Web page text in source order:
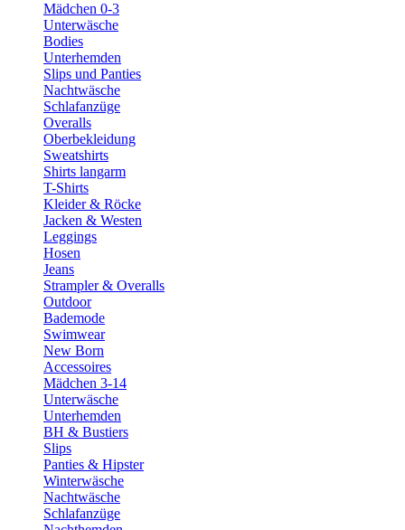
Mädchen 0-3
Unterwäsche
Bodies
Unterhemden
Slips und Panties
Nachtwäsche
Schlafanzüge
Overalls
Oberbekleidung
Sweatshirts
Shirts langarm
T-Shirts
Kleider & Röcke
Jacken & Westen
Leggings
Hosen
Jeans
Strampler & Overalls
Outdoor
Bademode
Swimwear
New Born
Accessoires
Mädchen 3-14
Unterwäsche
Unterhemden
BH & Bustiers
Slips
Panties & Hipster
Winterwäsche
Nachtwäsche
Schlafanzüge